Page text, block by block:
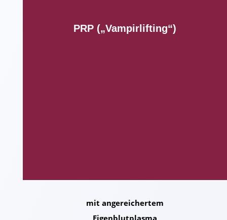
PRP („Vampirlifting“)
mit angereichertem